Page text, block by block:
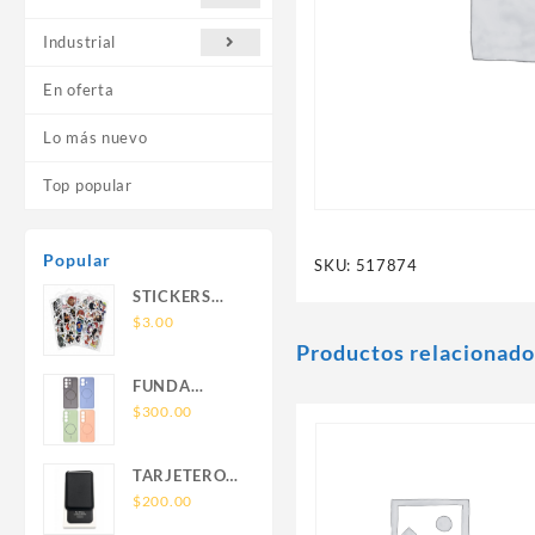
Industrial
En oferta
Lo más nuevo
Top popular
Popular
STICKERS
UNIVERSALES
$3.00
FUNDA
NOVA SAM
SIN SOPORTE
MAGNETICO
$300.00
TARJETERO
SIN SOPORTE
$200.00
SKU: 517874
Productos